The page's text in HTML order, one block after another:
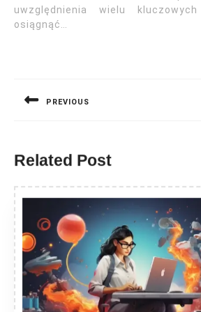
uwzględnienia wielu
osiągnąć…
PREVIOUS
Related Post